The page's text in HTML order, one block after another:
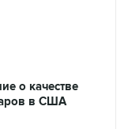
о качестве
в США